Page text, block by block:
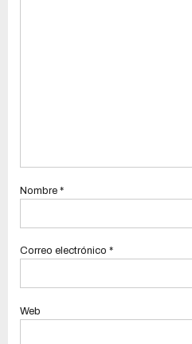
Nombre *
Correo electrónico *
Web